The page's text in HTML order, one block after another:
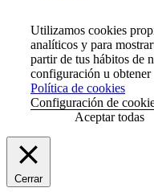
Utilizamos cookies
analíticos y para
partir de tus hábitos de
configuración u
Política de cookies
Configuración de
Aceptar todas
Cerrar